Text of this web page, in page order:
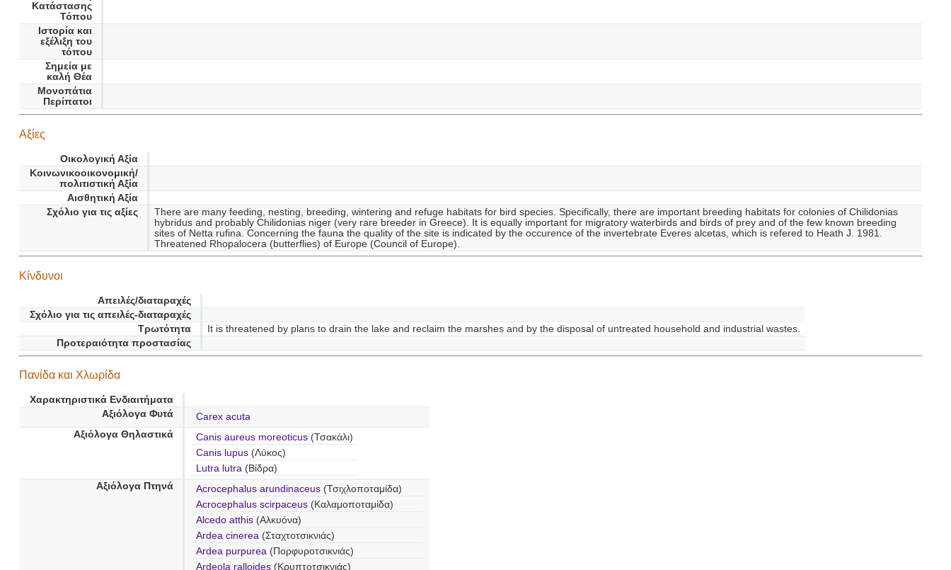
Κατάστασης
Τόπου
Ιστορία και
εξέλιξη του
τόπου
Σημεία με
καλή Θέα
Μονοπάτια
Περίπατοι
Αξίες
Οικολογική Αξία
Κοινωνικοοικονομική/
πολιτιστική Αξία
Αισθητική Αξία
Σχόλιο για τις αξίες
There are many feeding, nesting, breeding, wintering and refuge habitats for bird species. Specifically, there are important breeding habitats for colonies of Chilidonias
hybridus and probably Chilidonias niger (very rare breeder in Greece). It is equally important for migratory waterbirds and birds of prey and of the few known breeding
sites of Netta rufina. Concerning the fauna the quality of the site is indicated by the occurence of the invertebrate Everes alcetas, which is refered to Heath J. 1981.
Threatened Rhopalocera (butterflies) of Europe (Council of Europe).
Κίνδυνοι
Απειλές/διαταραχές
Σχόλιο για τις απειλές-διαταραχές
Τρωτότητα
It is threatened by plans to drain the lake and reclaim the marshes and by the disposal of untreated household and industrial wastes.
Προτεραιότητα προστασίας
Πανίδα και Χλωρίδα
Χαρακτηριστικά Ενδιαιτήματα
Αξιόλογα Φυτά
Carex acuta
Αξιόλογα Θηλαστικά
Canis aureus moreoticus(Τσακάλι)
Canis lupus (Λύκος)
Lutra lutra (Βίδρα)
Αξιόλογα Πτηνά
Acrocephalus arundinaceus (Τσιχλοποταμίδα)
Acrocephalus scirpaceus (Καλαμοποταμίδα)
Alcedo atthis (Αλκυόνα)
Ardea cinerea (Σταχτοτσικνιάς)
Ardea purpurea (Πορφυροτσικνιάς)
Ardeola ralloides (Κρυπτοτσικνιάς)